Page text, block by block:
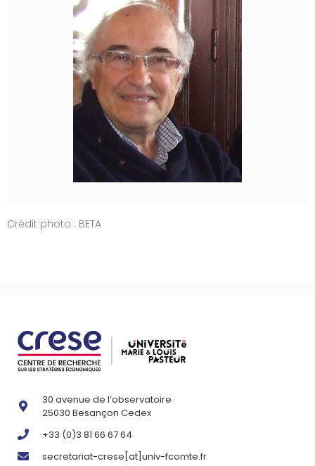
Crédit photo : BETA
30 avenue de l’observatoire
25030 Besançon Cedex
+33 (0)3 81 66 67 64
secretariat-crese[at]univ-fcomte.fr